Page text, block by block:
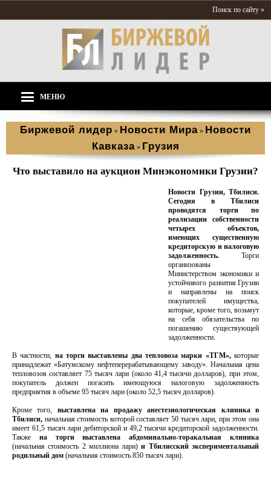
Поиск по сайту »
МЕНЮ
Биржевой лидер » Новости Мира » Новости
Кавказа » Грузия
Что выставило на аукцион Минэкономики Грузии?
Новости Грузии, Тбилиси.
Сегодня в Тбилиси
проводятся торги по
реализации собственности
четырех объектов,
имеющих существенную
кредиторскую и налоговую
задолженность. Торги
организованы
Министерством экономики и
устойчивого развития Грузии
и направлены на поиск
покупателей имущества,
которые, кроме того, возьмут
на себя обязательства по
погашению существующей
задолженности.
В частности, на торги выставлены два тепловоза марки «ТГМ»,которые
принадлежат «Батумскому нефтеперерабатывающему заводу». Начальная цена
тепловозов составляет 75 тысяч лари (около 41,4 тысячи долларов), при этом,
покупатель должен погасить имеющуюся налоговую задолженность
предприятия в объеме 95 тысяч лари (около 52,5 тысяч долларов).
Кроме того, выставлена на продажу анестезиологическая клиника в
Тбилиси, начальная стоимость которой составляет 50 тысяч лари, при этом она
имеет 61,5 тысяч лари дебиторской и 49,2 тысячи кредиторской задолженности.
Также на торги выставлена абдоминально-торакальная клиника
(начальная стоимость 2 миллиона лари)и Тбилисский экспериментальный
родильный дом (начальная стоимость 850 тысяч лари).